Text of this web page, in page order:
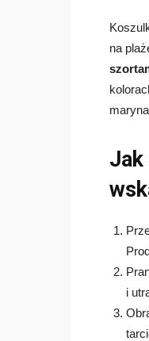
na
i